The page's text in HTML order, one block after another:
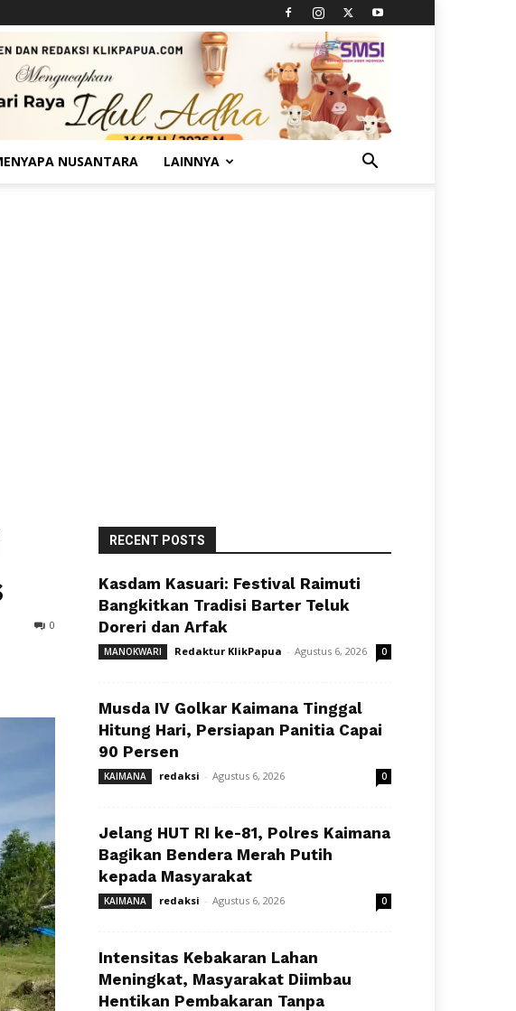
NUSANTARA LAINNYA
0
RECENT POSTS
Kasdam Kasuari: Festival Raimuti
Bangkitkan Tradisi Barter Teluk
Doreri dan Arfak
MANOKWARI Redaktur KlikPapua - Agustus 6, 2026 0
Musda IV Golkar Kaimana Tinggal
Hitung Hari, Persiapan Panitia Capai
90 Persen
KAIMANA redaksi - Agustus 6, 2026 0
Jelang HUT RI ke-81, Polres Kaimana
Bagikan Bendera Merah Putih
kepada Masyarakat
KAIMANA redaksi - Agustus 6, 2026 0
Intensitas Kebakaran Lahan
Meningkat, Masyarakat Diimbau
Hentikan Pembakaran Tanpa